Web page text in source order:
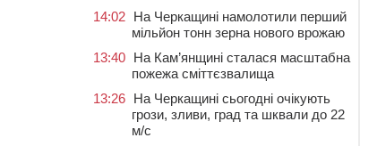
14:02 На Черкащині намолотили перший
мільйон тонн зерна нового врожаю
13:40 На Кам’янщині сталася масштабна
пожежа сміттєзвалища
13:26 На Черкащині сьогодні очікують
грози, зливи, град та шквали до 22
м/с